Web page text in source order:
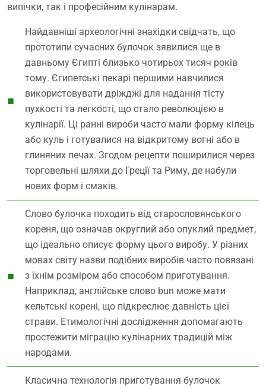
випічки, так і професійним кулінарам.
Найдавніші археологічні знахідки свідчать, що
прототипи сучасних булочок зявилися ще в
давньому Єгипті близько чотирьох тисяч років
тому. Єгипетські пекарі першими навчилися
використовувати дріжджі для надання тісту
пухкості та легкості, що стало революцією в
кулінарії. Ці ранні вироби часто мали форму кілець
або куль і готувалися на відкритому вогні або в
глиняних печах. Згодом рецепти поширилися через
торговельні шляхи до Греції та Риму, де набули
нових форм і смаків.
Слово булочка походить від старословянського
кореня, що означав округлий або опуклий предмет,
що ідеально описує форму цього виробу. У різних
мовах світу назви подібних виробів часто повязані
з їхнім розміром або способом приготування.
Наприклад, англійське слово bun може мати
кельтські корені, що підкреслює давність цієї
страви. Етимологічні дослідження допомагають
простежити міграцію кулінарних традицій між
народами.
Класична технологія приготування булочок